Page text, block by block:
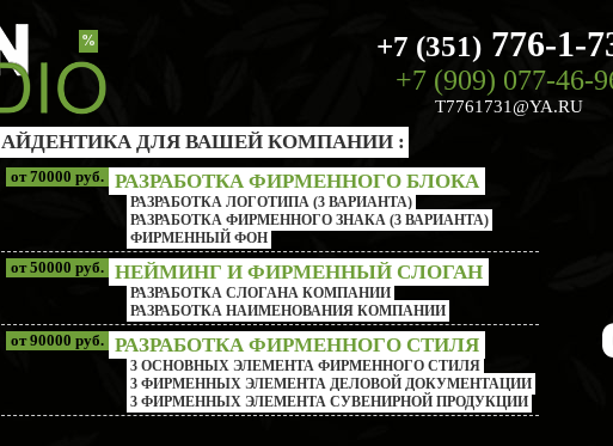
% +7 (351) 776-1-
+7 (909) 077-46-
T7761731@YA.RU
АЙДЕНТИКА ДЛЯ ВАШЕЙ КОМПАНИИ :
РАЗРАБОТКА ФИРМЕННОГО БЛОКА
РАЗРАБОТКА ЛОГОТИПА (3 ВАРИАНТА)
РАЗРАБОТКА ФИРМЕННОГО ЗНАКА (3 ВАРИАНТА)
ФИРМЕННЫЙ ФОН
от 70000 руб.
НЕЙМИНГ И ФИРМЕННЫЙ СЛОГАН
РАЗРАБОТКА СЛОГАНА КОМПАНИИ
РАЗРАБОТКА НАИМЕНОВАНИЯ КОМПАНИИ
от 50000 руб.
РАЗРАБОТКА ФИРМЕННОГО СТИЛЯ
3 ОСНОВНЫХ ЭЛЕМЕНТА ФИРМЕННОГО СТИЛЯ
3 ФИРМЕННЫХ ЭЛЕМЕНТА ДЕЛОВОЙ ДОКУМЕНТАЦИИ
3 ФИРМЕННЫХ ЭЛЕМЕНТА СУВЕНИРНОЙ ПРОДУКЦИИ
от 90000 руб.